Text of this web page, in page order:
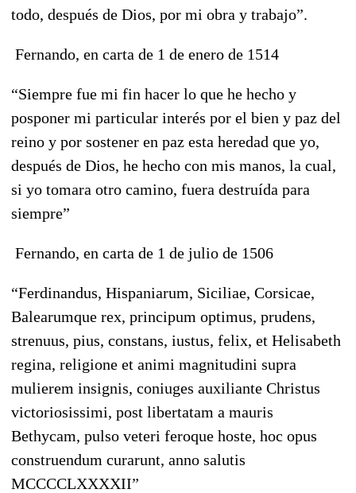
todo, después de Dios, por mi obra y trabajo”.
Fernando, en carta de 1 de enero de 1514
“Siempre fue mi fin hacer lo que he hecho y
posponer mi particular interés por el bien y paz del
reino y por sostener en paz esta heredad que yo,
después de Dios, he hecho con mis manos, la cual,
si yo tomara otro camino, fuera destruída para
siempre”
Fernando, en carta de 1 de julio de 1506
“Ferdinandus, Hispaniarum, Siciliae, Corsicae,
Balearumque rex, principum optimus, prudens,
strenuus, pius, constans, iustus, felix, et Helisabeth
regina, religione et animi magnitudini supra
mulierem insignis, coniuges auxiliante Christus
victoriosissimi, post libertatam a mauris
Bethycam, pulso veteri feroque hoste, hoc opus
construendum curarunt, anno salutis
MCCCCLXXXXII”